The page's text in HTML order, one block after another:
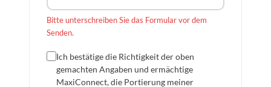
Hier mit Maus oder Finger unterschreiben
Bitte unterschreiben Sie das Formular vor dem
Senden.
Ich bestätige die Richtigkeit der oben
gemachten Angaben und ermächtige
MaxiConnect, die Portierung meiner